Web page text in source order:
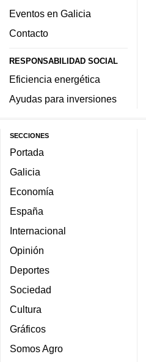
Eventos en Galicia
Contacto
RESPONSABILIDAD SOCIAL
Eficiencia energética
Ayudas para inversiones
SECCIONES
Portada
Galicia
Economía
España
Internacional
Opinión
Deportes
Sociedad
Cultura
Gráficos
Somos Agro